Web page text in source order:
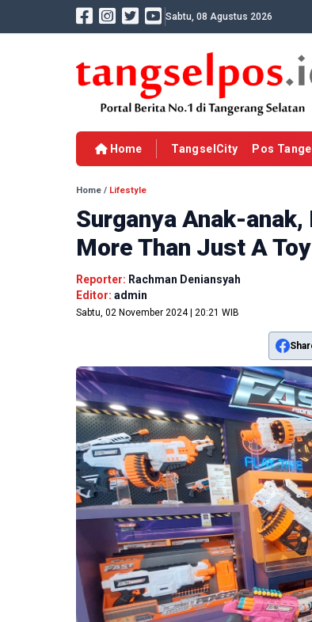
Sabtu, 08 Agustus 2026
Home TangselCity Pos
Home / Lifestyle
Surganya Anak-
More Than Just A
Reporter: Rachman Deniansyah
Editor: admin
Sabtu, 02 November 2024 | 20:21 WIB